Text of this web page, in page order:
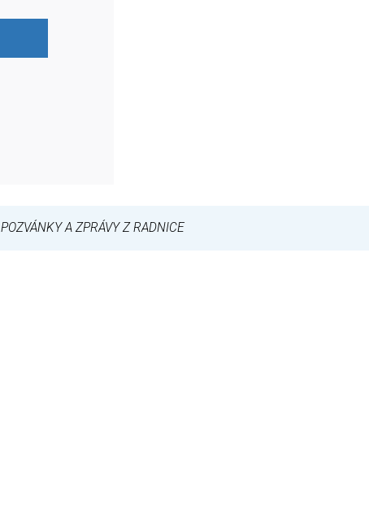
POZVÁNKY A ZPRÁVY Z RADNICE